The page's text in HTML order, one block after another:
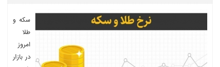
سکه و
طلا
امروز
در بازار